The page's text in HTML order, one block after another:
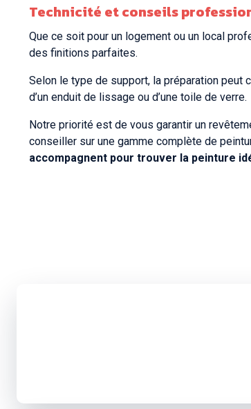
Technicité et conseils
Que ce soit pour un logement ou un local
des finitions parfaites.
Selon le type de support, la préparation
d’un enduit de lissage ou d’une toile de verre.
Notre priorité est de vous garantir un
conseiller sur une gamme complète de
accompagnent pour trouver la peinture